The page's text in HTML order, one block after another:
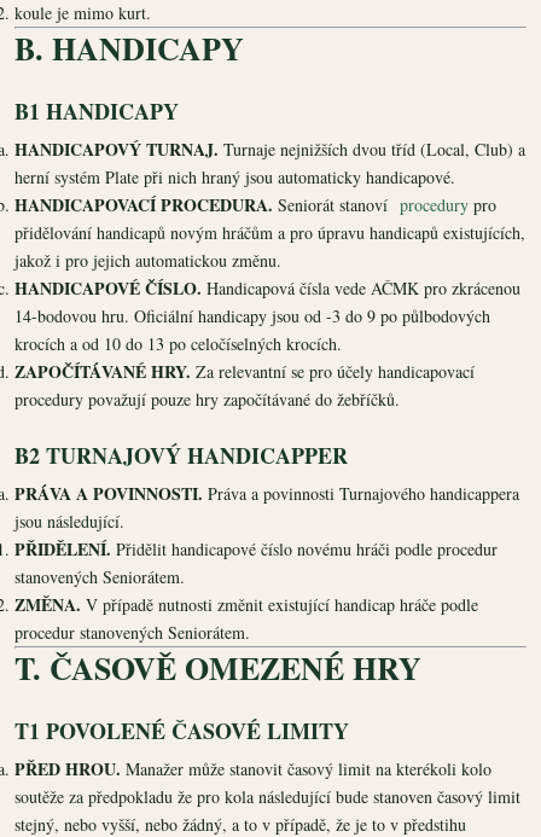
koule je mimo kurt.
B. HANDICAPY
B1 HANDICAPY
HANDICAPOVÝ TURNAJ. Turnaje nejnižších dvou tříd (Local, Club) a
herní systém Plate při nich hraný jsou automaticky handicapové.
HANDICAPOVACÍ PROCEDURA. Seniorát stanoví procedurypro
přidělování handicapů novým hráčům a pro úpravu handicapů existujících,
jakož i pro jejich automatickou změnu.
HANDICAPOVÉ ČÍSLO. Handicapová čísla vede AČMK pro zkrácenou
14-bodovou hru. Oficiální handicapy jsou od -3 do 9 po půlbodových
krocích a od 10 do 13 po celočíselných krocích.
ZAPOČÍTÁVANÉ HRY. Za relevantní se pro účely handicapovací
procedury považují pouze hry započítávané do žebříčků.
B2 TURNAJOVÝ HANDICAPPER
PRÁVA A POVINNOSTI. Práva a povinnosti Turnajového handicappera
jsou následující.
PŘIDĚLENÍ. Přidělit handicapové číslo novému hráči podle procedur
stanovených Seniorátem.
ZMĚNA. V případě nutnosti změnit existující handicap hráče podle
procedur stanovených Seniorátem.
T. ČASOVĚ OMEZENÉ HRY
T1 POVOLENÉ ČASOVÉ LIMITY
PŘED HROU. Manažer může stanovit časový limit na kterékoli kolo
soutěže za předpokladu že pro kola následující bude stanoven časový limit
stejný, nebo vyšší, nebo žádný, a to v případě, že je to v předstihu